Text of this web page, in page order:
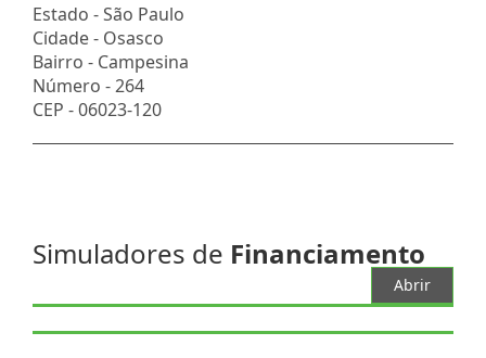
Estado -São Paulo
Cidade - Osasco
Bairro - Campesina
Número -264
CEP -06023-120
Simuladores de Financiamento
Abrir